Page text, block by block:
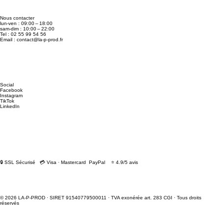
Social
Facebook
Instagram
TikTok
LinkedIn
Nous contacter
lun-ven : 09:00 – 18:00
sam-dim : 10:00 – 22:00
Tel : 02 55 99 54 56
Email : contact@la-p-prod.fr
© 2026 LA-P-PROD · SIRET 91540779500011 · TVA exonérée art. 283 CGI · Tous droits
réservés
🔒 SSL Sécurisé 💳 Visa · Mastercard PayPal ⭐ 4.9/5 avis